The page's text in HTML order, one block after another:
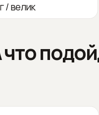
/ велик